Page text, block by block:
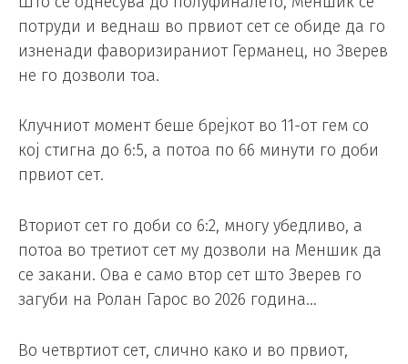
потруди и веднаш во првиот сет се обиде да го
изненади фаворизираниот Германец, но Зверев
не го дозволи тоа.
Клучниот момент беше брејкот во 11-от гем со
кој стигна до 6:5, а потоа по 66 минути го доби
првиот сет.
Вториот сет го доби со 6:2, многу убедливо, а
потоа во третиот сет му дозволи на Меншик да
се закани. Ова е само втор сет што Зверев го
загуби на Ролан Гарос во 2026 година…
Во четвртиот сет, слично како и во првиот,